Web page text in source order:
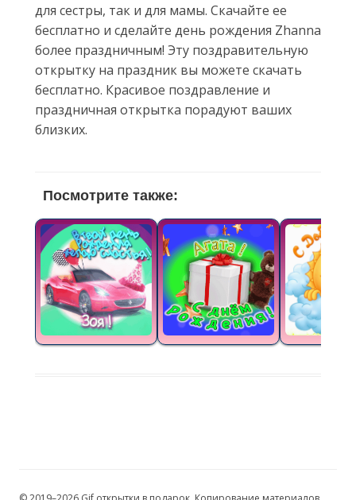
для сестры, так и для мамы. Скачайте ее
бесплатно и сделайте день рождения Zhanna
более праздничным! Эту поздравительную
открытку на праздник вы можете скачать
бесплатно. Красивое поздравление и
праздничная открытка порадуют ваших
близких.
Посмотрите также: